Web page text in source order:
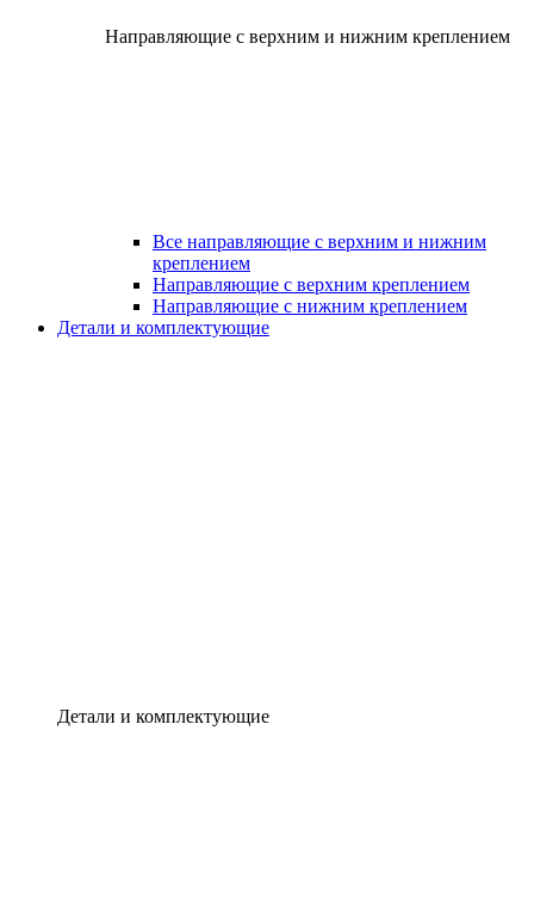
Направляющие с верхним и нижним креплением
Все направляющие с верхним и нижним
креплением
Направляющие с верхним креплением
Направляющие с нижним креплением
Детали и комплектующие
Детали и комплектующие